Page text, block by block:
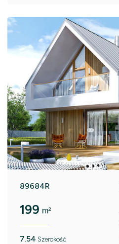
89684R
199 m²
7.54 Szerokość